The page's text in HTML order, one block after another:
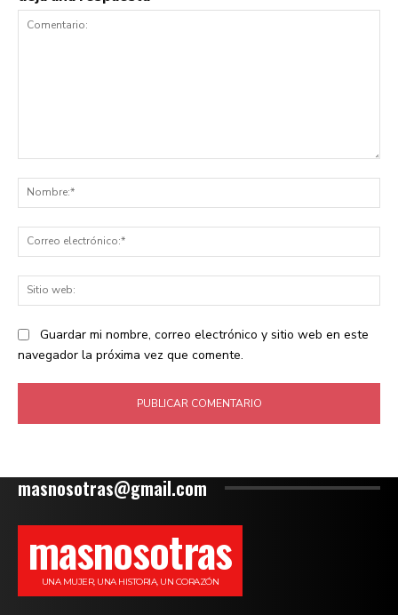
Guardar mi nombre, correo electrónico y sitio web en este
navegador la próxima vez que comente.
masnosotras@gmail.com
masnosotras
UNA MUJER, UNA HISTORIA, UN CORAZÓN